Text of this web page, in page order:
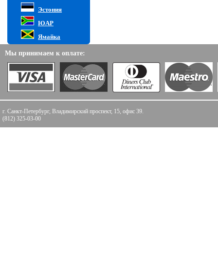
Эстония
ЮАР
Ямайка
Мы принимаем к оплате:
г. Санкт-Петербург, Владимирский проспект, 15, офис 39.
(812) 325-03-00